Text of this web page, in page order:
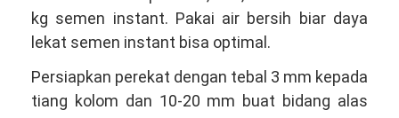
kg semen instant. Pakai air bersih biar daya
lekat semen instant bisa optimal.
Persiapkan perekat dengan tebal 3 mm kepada
tiang kolom dan 10-20 mm buat bidang alas